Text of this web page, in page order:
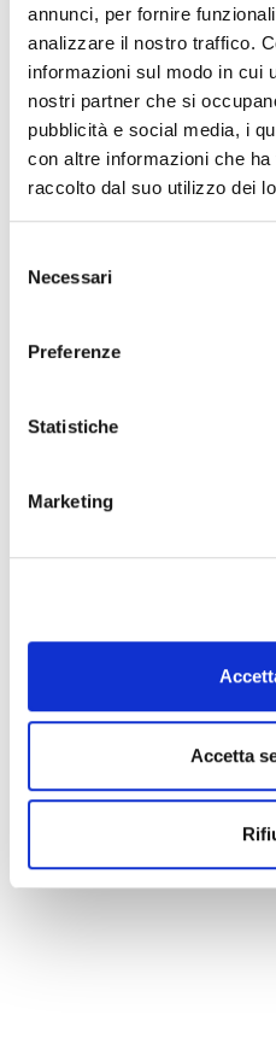
annunci, per fornire
analizzare il nostro traffico.
informazioni sul modo in cui
nostri partner che si
pubblicità e social media, i
con altre informazioni che
raccolto dal suo utilizzo dei
delNecessari
Preferenze
Statistiche
Marketing
Accetta